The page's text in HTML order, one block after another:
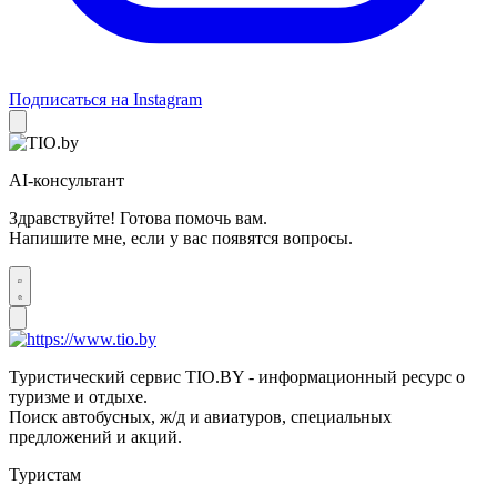
Подписаться на Instagram
AI-консультант
Здравствуйте! Готова помочь вам.
Напишите мне, если у вас появятся вопросы.
Туристический сервис TIO.BY - информационный ресурс о
туризме и отдыхе.
Поиск автобусных, ж/д и авиатуров, специальных
предложений и акций.
Туристам